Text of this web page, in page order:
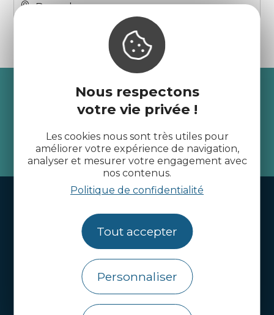
Nous respectons
votre vie privée !
Les cookies nous sont très utiles pour
améliorer votre expérience de navigation,
analyser et mesurer votre engagement avec
nos contenus.
Politique de confidentialité
Tout accepter
Personnaliser
Boqueho
Recevez l’actualité des
Côtes d’Armor
je m'abonne
Handi-tourisme
Côtes d’Armor Destination
Agence de Développement Touristique et